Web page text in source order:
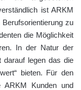
ist ARKM
zu
die Möglichkeit
In der Natur der
legen das die
bieten. Für den
ARKM Kunden und